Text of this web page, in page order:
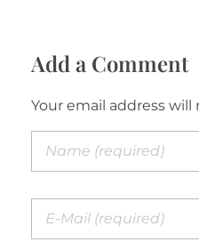
Add a Comment
Your email address